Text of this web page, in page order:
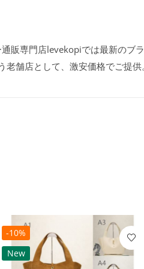
販専門店levekopiでは最新のブ
舗店として、激安価格でご提供。
-10%
New